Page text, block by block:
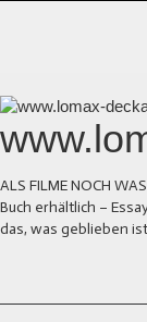
ALS FILME NOCH
Buch erhältlich –
das, was geblieben